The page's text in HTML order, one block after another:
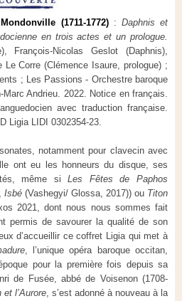
(1711-1772) : Daphnis et
en trois actes et un prologue.
François-Nicolas Geslot (Daphnis),
Le Corre (Clémence Isaure, prologue) ;
; Les Passions - Orchestre baroque
Andrieu. 2022. Notice en français.
avec traduction française.
Ligia LIDI 0302354-23.
notamment pour clavecin avec
ont eu les honneurs du disque, ses
même siLes Fêtes de Paphos
Isbé (Vashegyi/ Glossa, 2017)) ou Titon
2021, dont nous nous sommes fait
permis de savourer la qualité de son
d’accueillir ce coffret Ligia qui met à
, l’unique opéra baroque occitan,
pour la première fois depuis sa
de Fusée, abbé de Voisenon (1708-
et l’Aurore, s’est adonné à nouveau à la